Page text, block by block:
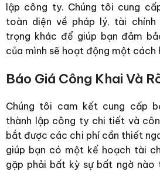
lập công ty. Chúng tôi cung
toàn diện về pháp lý, tài
trọng khác để giúp bạn đảm
của mình sẽ hoạt động một cách
Báo Giá Công Khai Và
Chúng tôi cam kết cung cấp
thành lập công tychi tiết và
bắt được các chi phí cần thiết
giúp bạn có một kế hoạch tài
gặp phải bất kỳ sự bất ngờ nào